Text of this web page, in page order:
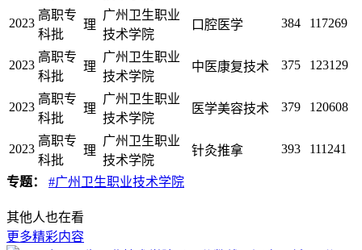
2023
高职专
科批
理
广州卫生职业
技术学院
口腔医学 384 117269
2023
高职专
科批
理
广州卫生职业
技术学院
中医康复技术 375 123129
2023
高职专
科批
理
广州卫生职业
技术学院
医学美容技术 379 120608
2023
高职专
科批
理
广州卫生职业
技术学院
针灸推拿 393 111241
专题： #广州卫生职业技术学院
其他人也在看
更多精彩内容